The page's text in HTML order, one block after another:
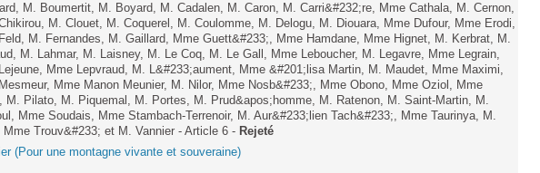
M. Boumertit, M. Boyard, M. Cadalen, M. Caron, M. Carri&#232;re, Mme Cathala, M. Cernon,
M. Clouet, M. Coquerel, M. Coulomme, M. Delogu, M. Diouara, Mme Dufour, Mme Erodi,
M. Fernandes, M. Gaillard, Mme Guett&#233;, Mme Hamdane, Mme Hignet, M. Kerbrat, M.
M. Lahmar, M. Laisney, M. Le Coq, M. Le Gall, Mme Leboucher, M. Legavre, Mme Legrain,
Mme Lepvraud, M. L&#233;aument, Mme &#201;lisa Martin, M. Maudet, Mme Maximi,
Mme Manon Meunier, M. Nilor, Mme Nosb&#233;, Mme Obono, Mme Oziol, Mme
M. Pilato, M. Piquemal, M. Portes, M. Prud&apos;homme, M. Ratenon, M. Saint-Martin, M.
Mme Soudais, Mme Stambach-Terrenoir, M. Aur&#233;lien Tach&#233;, Mme Taurinya, M.
Mme Trouv&#233; et M. Vannier - Article 6 - Rejeté
(Pour une montagne vivante et souveraine)